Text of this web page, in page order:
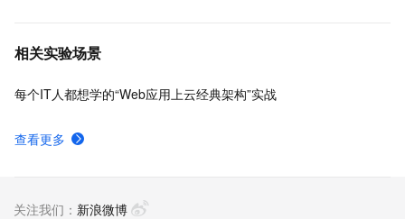
相关实验场景
每个IT人都想学的“Web应用上云经典架构”实战
查看更多
关注我们： 新浪微博